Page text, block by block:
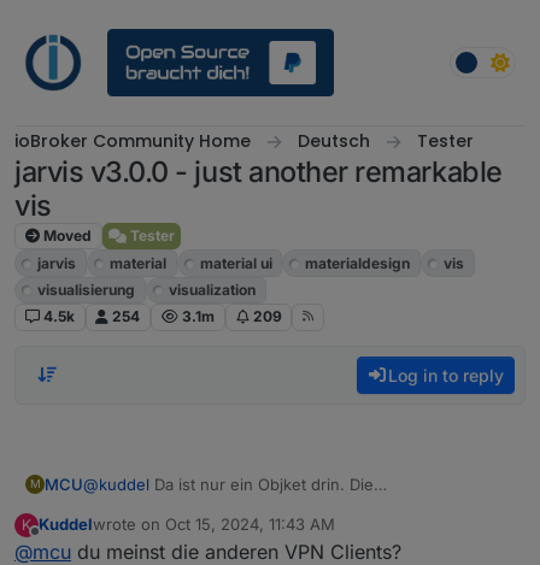
ioBroker Community Home Deutsch Tester
jarvis v3.0.0 - just another remarkable
vis
Moved
Tester
jarvis
material material ui materialdesign
vis
visualisierung
visualization
4.5k
254 3.1m 209
Log in to reply
M MCU@kuddel Da ist nur ein Objket drin. Die
K
Offline
Kuddelwrote on Oct 15, 2024, 11:43 AM
last edited by
@mcu du meinst die anderen VPN Clients?